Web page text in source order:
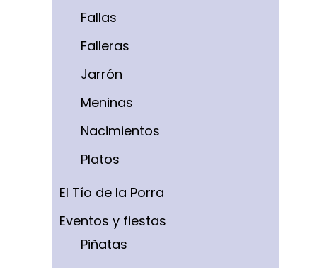
Fallas
Falleras
Jarrón
Meninas
Nacimientos
Platos
El Tío de la Porra
Eventos y fiestas
Piñatas